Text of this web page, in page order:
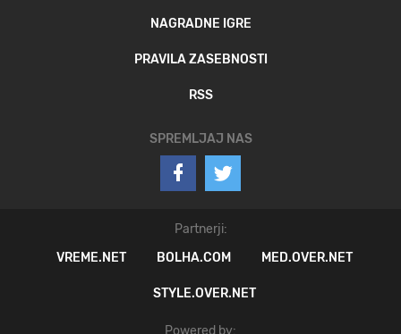
NAGRADNE IGRE
PRAVILA ZASEBNOSTI
RSS
SPREMLJAJ NAS
Partnerji:
VREME.NET
BOLHA.COM MED.OVER.NET
STYLE.OVER.NET
Powered by: